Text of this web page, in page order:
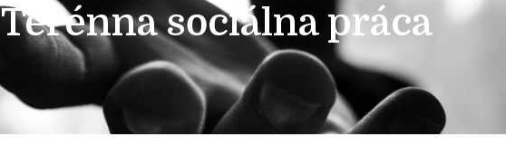
Terénna sociálna práca